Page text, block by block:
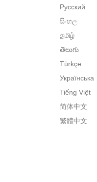
Русский
සිංහල
தமிழ்
తెలుగు
Türkçe
Українська
Tiếng Việt
简体中文
繁體中文